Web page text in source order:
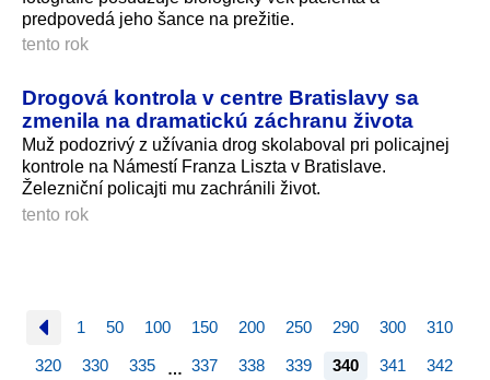
predpovedá jeho šance na prežitie.
tento rok
Drogová kontrola v centre Bratislavy sa
zmenila na dramatickú záchranu života
Muž podozrivý z užívania drog skolaboval pri policajnej
kontrole na Námestí Franza Liszta v Bratislave.
Železniční policajti mu zachránili život.
tento rok
1 50 100 150 200 250 290 300 310
320 330 335 … 337 338 339 340 341
342